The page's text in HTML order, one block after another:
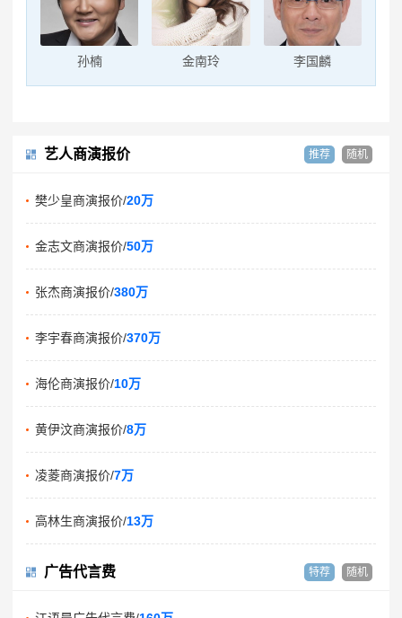
孙楠 金南玲 李国麟
艺人商演报价 推荐 随机
樊少皇商演报价/20万
金志文商演报价/50万
张杰商演报价/380万
李宇春商演报价/370万
海伦商演报价/10万
黄伊汶商演报价/8万
凌菱商演报价/7万
高林生商演报价/13万
广告代言费 特荐 随机